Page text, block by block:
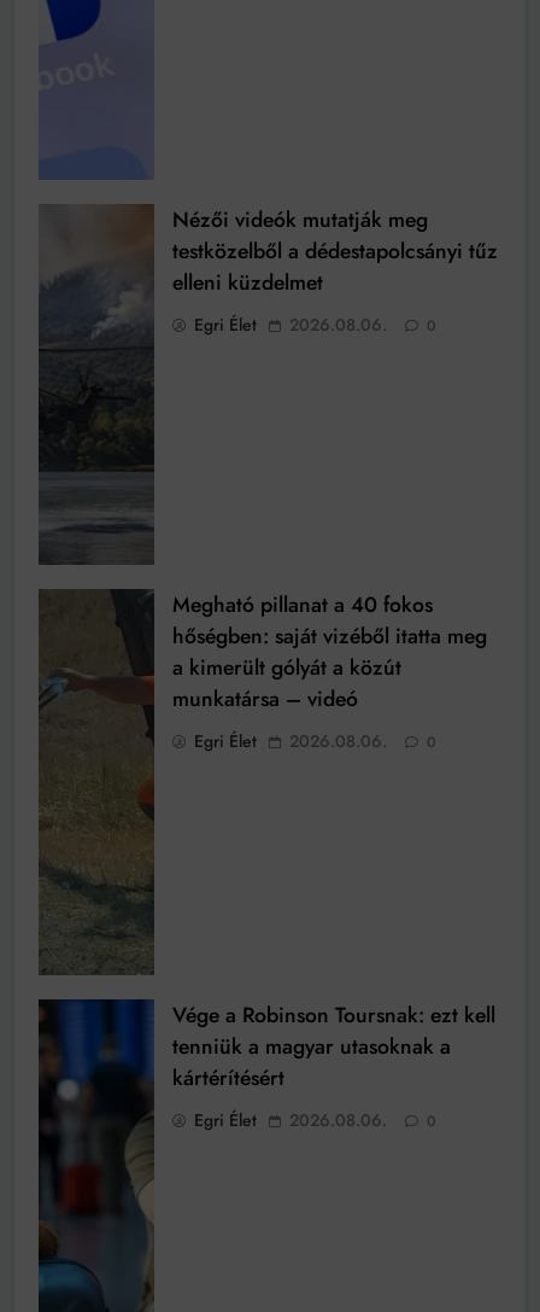
Nézői videók mutatják meg
testközelből a dédestapolcsányi tűz
elleni küzdelmet
Egri Élet 2026.08.06. 0
Megható pillanat a 40 fokos
hőségben: saját vizéből itatta meg
a kimerült gólyát a közút
munkatársa – videó
Egri Élet 2026.08.06. 0
Vége a Robinson Toursnak: ezt kell
tenniük a magyar utasoknak a
kártérítésért
Egri Élet 2026.08.06. 0